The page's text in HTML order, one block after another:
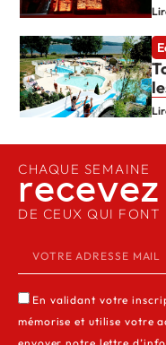
CHAQUE SEMAINE
DE CEUX QUI FONT
En validant votre
mémorise et utilise votre